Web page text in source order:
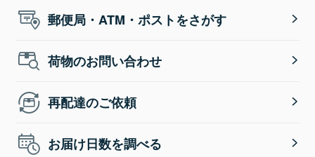
郵便局・ATM・ポストをさがす
荷物のお問い合わせ
再配達のご依頼
お届け日数を調べる